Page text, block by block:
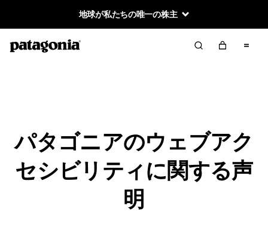
地球が私たちの唯一の株主
パタゴニアのウェブアク
セシビリティに関する声
明